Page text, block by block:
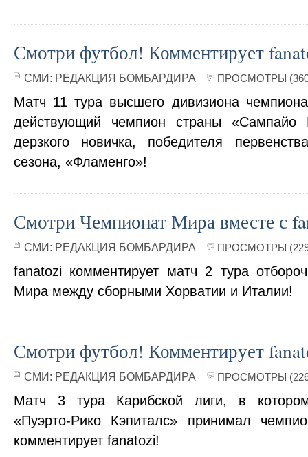
Смотри футбол! Комментирует
СМИ: РЕДАКЦИЯ БОМБАРДИРА ПРОСМОТРЫ
Матч 11 тура высшего дивизиона
действующий чемпион страны «Сампайо
дерзкого новичка, победителя
сезона, «Фламенго»!
Смотри Чемпионат Мира вместе с
СМИ: РЕДАКЦИЯ БОМБАРДИРА ПРОСМОТРЫ
fanatozi комментирует матч 2 тура
Мира между сборными Хорватии и Италии!
Смотри футбол! Комментирует
СМИ: РЕДАКЦИЯ БОМБАРДИРА ПРОСМОТРЫ
Матч 3 тура Карибской лиги, в
«Пуэрто-Рико Кэпиталс» принимал
комментирует fanatozi!